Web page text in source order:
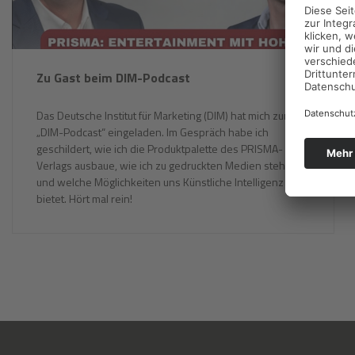
Zu Gast beim DIM-Podcast
Das Deutsche Institut für Marketing (DIM) hat mich zum
„DIM-Podcast“ eingeladen. Im Gespräch habe ich
geschildert, wie ich die Produktpalette des PRISMA-
Verlags ausbaue, wie ich zu gedruckten Medien stehe
und welche Möglichkeiten uns Künstliche Intelligenz
bietet. Hört mal rein!